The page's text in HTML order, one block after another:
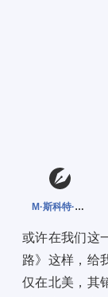
M·斯科特·派克
或许在我们这
路》这样，给
仅在北美，其